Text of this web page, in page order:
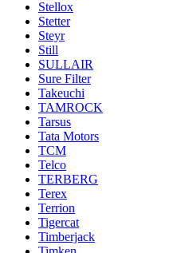
Stellox
Stetter
Steyr
Still
SULLAIR
Sure Filter
Takeuchi
TAMROCK
Tarsus
Tata Motors
TCM
Telco
TERBERG
Terex
Terrion
Tigercat
Timberjack